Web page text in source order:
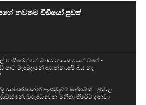
නවතම වීඩියෝ පුවත්
හැසිරෙන්නේ මැ#ර නායකයෙන් වගේ -
පාට් මැදමුලනේ දාගන්න..අපි බය නෑ
රාජපක්ෂගෙන් ආණ්ඩුවට සත්තමක් - දුර්වල
මිනිහා හිරේට දානවා